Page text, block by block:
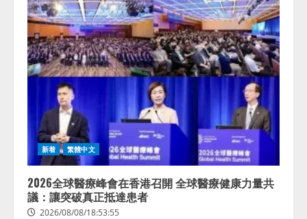
新着 繁體中文
2026全球醫療峰會在香港召開 全球醫療健康力量共
議：讓突破真正抵達患者
2026/08/08/18:53:55
2
lmessage、MCP接続機能を強化
し、AIから設定操作できる機能を
拡充
2026/08/07/13:53:50